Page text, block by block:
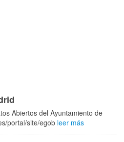
Abiertos del Ayuntamiento de
portal/site/egob leer más